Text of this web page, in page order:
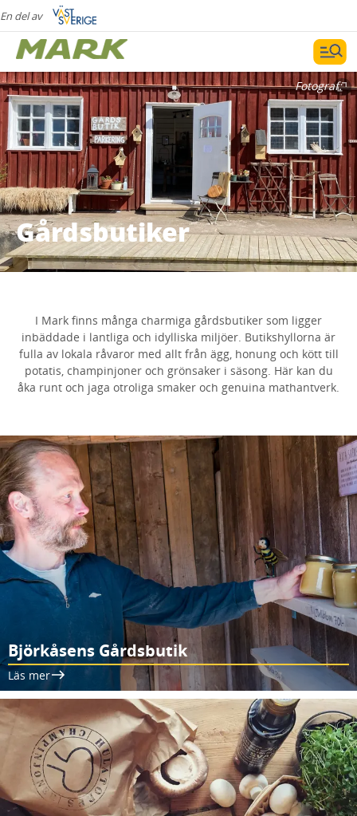
En del av
Gårdsbutiker
Fotograf:
I Mark finns många charmiga gårdsbutiker som ligger
inbäddade i lantliga och idylliska miljöer. Butikshyllorna är
fulla av lokala råvaror med allt från ägg, honung och kött till
potatis, champinjoner och grönsaker i säsong. Här kan du
åka runt och jaga otroliga smaker och genuina mathantverk.
Björkåsens Gårdsbutik
Läs mer